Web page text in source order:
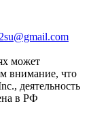
может
внимание, что
деятельность
в РФ